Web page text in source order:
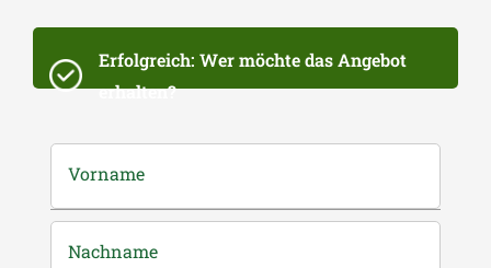
Erfolgreich: Wer möchte das Angebot
erhalten?
Vorname
Nachname